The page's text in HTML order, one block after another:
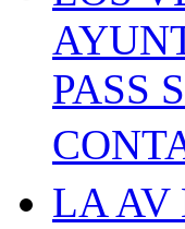
PASS
LA AV